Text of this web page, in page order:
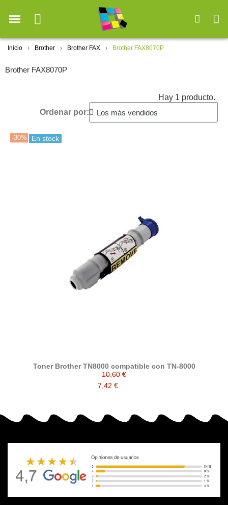
Inicio Brother Brother FAX Brother FAX8070P
Brother FAX8070P
Hay 1 producto.
Ordenar por:
-30% En stock
Toner Brother TN8000 compatible con TN-8000
10,60 €
7,42 €